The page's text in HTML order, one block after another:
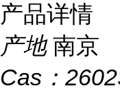
产品详情
产地 南京
Cas：